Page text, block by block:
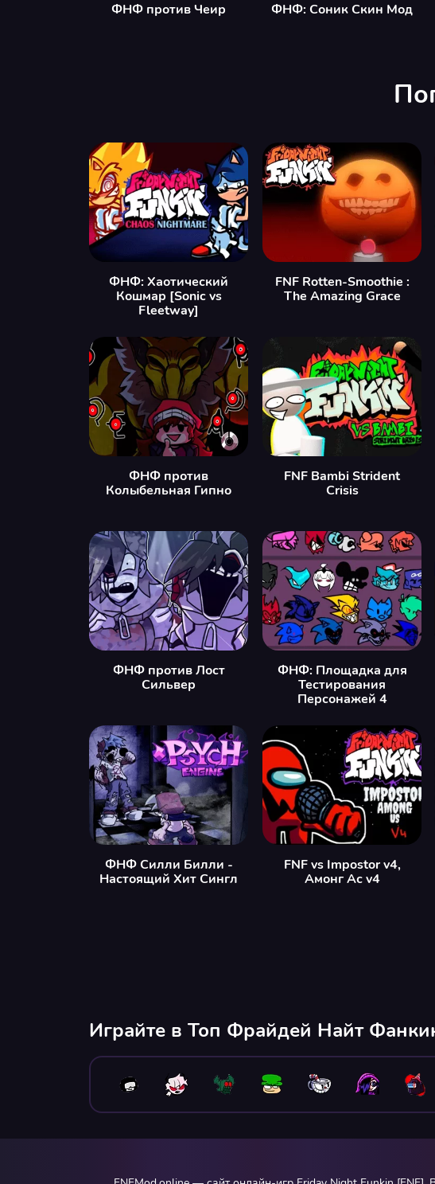
ФНФ против Чеир ФНФ: Соник Скин Мод
ФНФ: Хаотический
Кошмар [Sonic vs
Fleetway]
FNF Rotten-Smoothie :
The Amazing Grace
ФНФ против
Колыбельная Гипно
FNF Bambi Strident
Crisis
ФНФ против Лост
Сильвер
ФНФ: Площадка для
Тестирования
Персонажей 4
ФНФ Силли Билли -
Настоящий Хит Сингл
FNF vs Impostor v4,
Амонг Ас v4
Играйте в Топ Фрайдей Найт